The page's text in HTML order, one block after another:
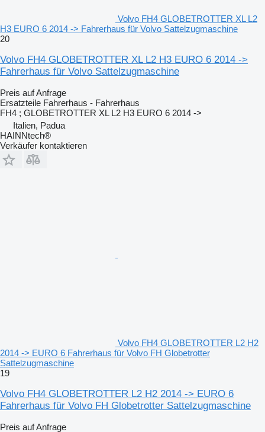
Volvo FH4 GLOBETROTTER XL L2
H3 EURO 6 2014 -> Fahrerhaus für Volvo Sattelzugmaschine
20
Volvo FH4 GLOBETROTTER XL L2 H3 EURO 6 2014 ->
Fahrerhaus für Volvo Sattelzugmaschine
Preis auf Anfrage
Ersatzteile Fahrerhaus - Fahrerhaus
FH4 ; GLOBETROTTER XL L2 H3 EURO 6 2014 ->
Italien, Padua
HAINNtech®
Verkäufer kontaktieren
Volvo FH4 GLOBETROTTER L2 H2
2014 -> EURO 6 Fahrerhaus für Volvo FH Globetrotter
Sattelzugmaschine
19
Volvo FH4 GLOBETROTTER L2 H2 2014 -> EURO 6
Fahrerhaus für Volvo FH Globetrotter Sattelzugmaschine
Preis auf Anfrage